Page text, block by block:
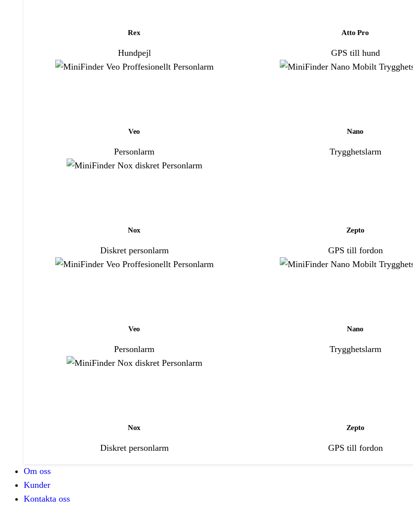
Rex
Hundpejl
Atto Pro
GPS till hund
Veo
Personlarm
Nano
Trygghetslarm
Nox
Diskret personlarm
Zepto
GPS till fordon
Veo
Personlarm
Nano
Trygghetslarm
Nox
Diskret personlarm
Zepto
GPS till fordon
Om oss
Kunder
Kontakta oss